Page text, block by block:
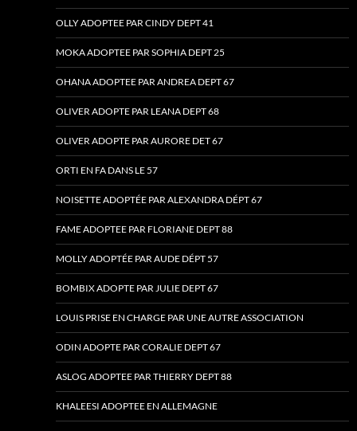
OLLY ADOPTEE PAR CINDY DEPT 41
MOKA ADOPTEE PAR SOPHIA DEPT 25
OHANA ADOPTEE PAR ANDREA DEPT 67
OLIVER ADOPTE PAR LEANA DEPT 68
OLIVER ADOPTE PAR AURORE DET 67
ORTI EN FA DANS LE 57
NOISETTE ADOPTÉE PAR ALEXANDRA DÉPT 67
FAME ADOPTEE PAR FLORIANE DEPT 88
MOLLY ADOPTÉE PAR AUDE DÉPT 57
BOMBIX ADOPTE PAR JULIE DEPT 67
LOUIS PRISE EN CHARGE PAR UNE AUTRE ASSOCIATION
ODIN ADOPTE PAR CORALIE DEPT 67
ASLOG ADOPTEE PAR THIERRY DEPT 88
KHALEESI ADOPTEE EN ALLEMAGNE